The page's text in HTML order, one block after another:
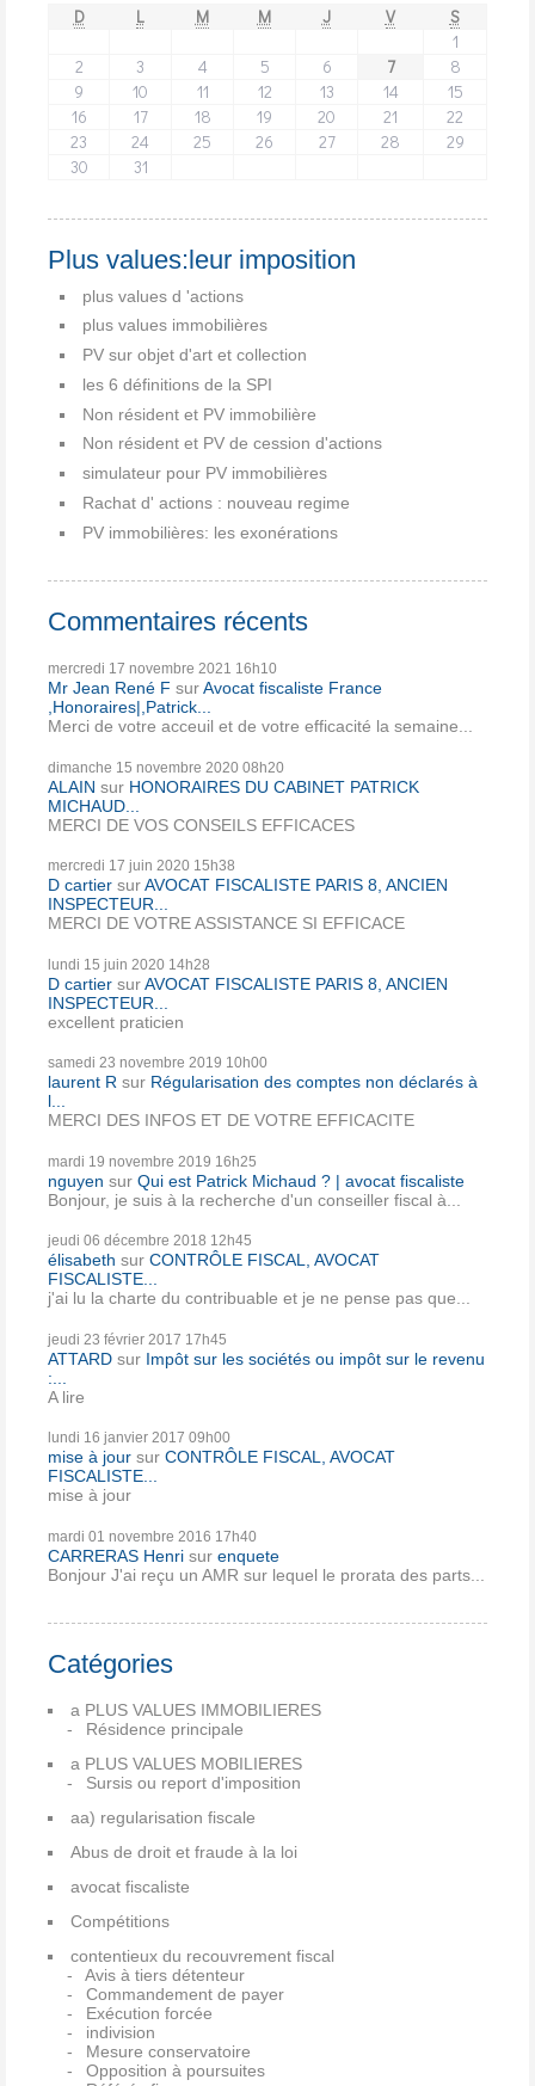
D L M M J V
S
1
2
3 4 5 6 7
8
9
10 11 12 13 14
15
16
17 18 19 20 21
22
23
24 25 26 27 28
29
30
31
Plus values:leur imposition
plus values d 'actions
plus values immobilières
PV sur objet d'art et collection
les 6 définitions de la SPI
Non résident et PV immobilière
Non résident et PV de cession d'actions
simulateur pour PV immobilières
Rachat d' actions : nouveau regime
PV immobilières: les exonérations
Commentaires récents
mercredi 17 novembre 2021 16h10
Mr Jean René F surAvocat fiscaliste France
,Honoraires|,Patrick...
Merci de votre acceuil et de votre efficacité la semaine...
dimanche 15 novembre 2020 08h20
ALAIN sur HONORAIRES DU CABINET PATRICK
MICHAUD...
MERCI DE VOS CONSEILS EFFICACES
mercredi 17 juin 2020 15h38
D cartier surAVOCAT FISCALISTE PARIS 8, ANCIEN
INSPECTEUR...
MERCI DE VOTRE ASSISTANCE SI EFFICACE
lundi 15 juin 2020 14h28
D cartier surAVOCAT FISCALISTE PARIS 8, ANCIEN
INSPECTEUR...
excellent praticien
samedi 23 novembre 2019 10h00
laurent R sur Régularisation des comptes non déclarés à
l...
MERCI DES INFOS ET DE VOTRE EFFICACITE
mardi 19 novembre 2019 16h25
nguyen sur Qui est Patrick Michaud ? | avocat fiscaliste
Bonjour, je suis à la recherche d'un conseiller fiscal à...
jeudi 06 décembre 2018 12h45
élisabeth sur CONTRÔLE FISCAL, AVOCAT
FISCALISTE...
j'ai lu la charte du contribuable et je ne pense pas que...
jeudi 23 février 2017 17h45
ATTARD sur Impôt sur les sociétés ou impôt sur le revenu
:...
A lire
lundi 16 janvier 2017 09h00
mise à jour sur CONTRÔLE FISCAL, AVOCAT
FISCALISTE...
mise à jour
mardi 01 novembre 2016 17h40
CARRERAS Henri sur enquete
Bonjour J'ai reçu un AMR sur lequel le prorata des parts...
Catégories
a PLUS VALUES IMMOBILIERES
Résidence principale
a PLUS VALUES MOBILIERES
Sursis ou report d'imposition
aa) regularisation fiscale
Abus de droit et fraude à la loi
avocat fiscaliste
Compétitions
contentieux du recouvrement fiscal
Avis à tiers détenteur
Commandement de payer
Exécution forcée
indivision
Mesure conservatoire
Opposition à poursuites